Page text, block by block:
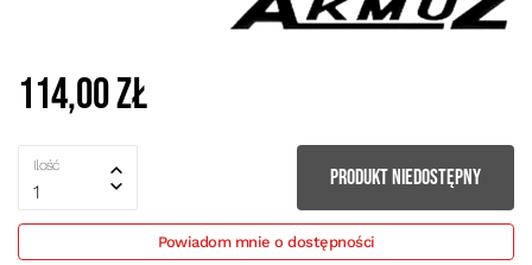
114,00 zł
Ilość
1
PRODUKT NIEDOSTĘPNY
Powiadom mnie o dostępności